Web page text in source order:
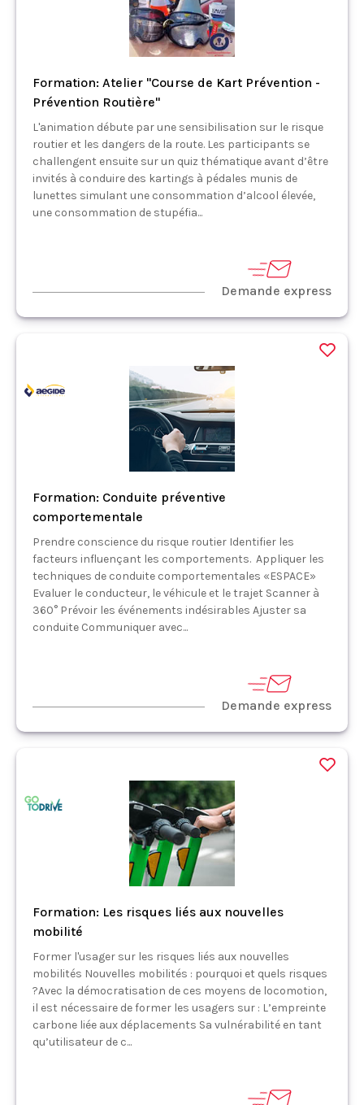
Formation: Atelier "Course de Kart Prévention -
Prévention Routière"
L'animation débute par une sensibilisation sur le risque
routier et les dangers de la route. Les participants se
challengent ensuite sur un quiz thématique avant d’être
invités à conduire des kartings à pédales munis de
lunettes simulant une consommation d’alcool élevée,
une consommation de stupéfia...
Demande express
Formation: Conduite préventive
comportementale
Prendre conscience du risque routier Identifier les
facteurs influençant les comportements. Appliquer les
techniques de conduite comportementales «ESPACE»
Evaluer le conducteur, le véhicule et le trajet Scanner à
360° Prévoir les événements indésirables Ajuster sa
conduite Communiquer avec...
Demande express
Formation: Les risques liés aux nouvelles
mobilité
Former l'usager sur les risques liés aux nouvelles
mobilités Nouvelles mobilités : pourquoi et quels risques
?Avec la démocratisation de ces moyens de locomotion,
il est nécessaire de former les usagers sur : L’empreinte
carbone liée aux déplacements Sa vulnérabilité en tant
qu’utilisateur de c...